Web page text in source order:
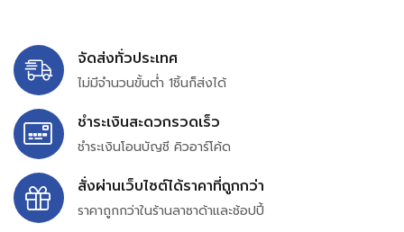
จัดส่งทั่วประเทศ
ไม่มีจำนวนขั้นต่ำ 1ชิ้นก็ส่งได้
ชำระเงินสะดวกรวดเร็ว
ชำระเงินโอนบัญชี คิวอาร์โค้ด
สั่งผ่านเว็บไซต์ได้ราคาที่ถูกกว่า
ราคาถูกกว่าในร้านลาซาด้าและช้อปปี้